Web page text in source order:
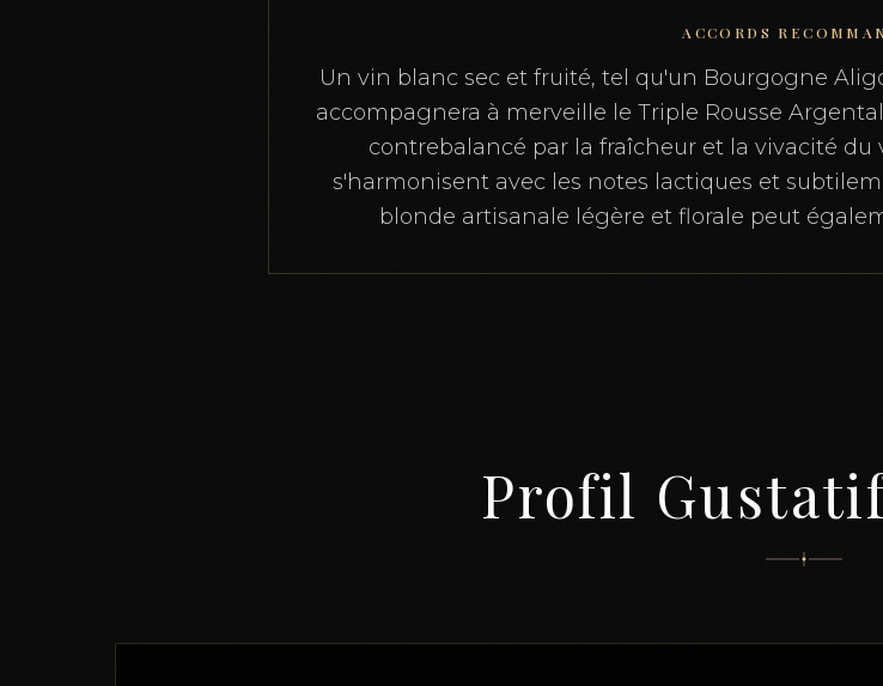
ACCORDS
Un vin blanc sec et fruité, tel qu'un Bourgogne
accompagnera à merveille le Triple Rousse
contrebalancé par la fraîcheur et la vivacité du
s'harmonisent avec les notes lactiques et
blonde artisanale légère et florale peut
Profil